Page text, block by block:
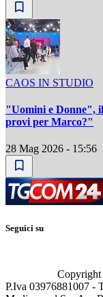
CAOS IN STUDIO
"Uomini e Donne",
provi per Marco?"
28 Mag 2026 - 15:56
Seguici su
P.Iva 03976881007 -